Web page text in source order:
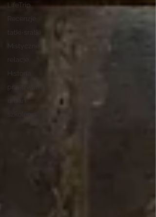
LifeTrip
Recenzje
tatki-sratki
Mistyczne
relacje
Historia
przetrwanie
urban
szkolenia